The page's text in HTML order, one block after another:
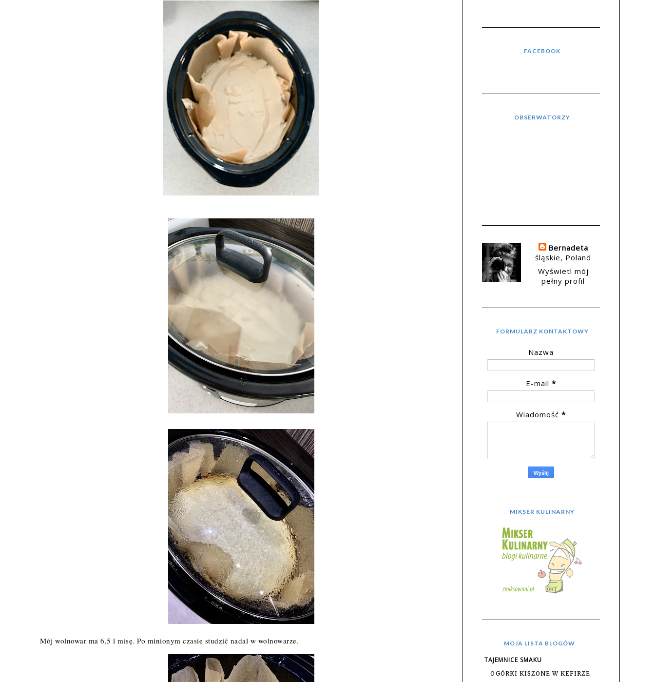
Mój wolnowar ma 6,5 l misę. Po minionym czasie studzić nadal w wolnowarze.
FACEBOOK
OBSERWATORZY
Bernadeta
śląskie, Poland
Wyświetl mój
pełny profil
FORMULARZ KONTAKTOWY
Nazwa
E-mail *
Wiadomość *
MIKSER KULINARNY
MOJA LISTA BLOGÓW
TAJEMNICE SMAKU
OGÓRKI KISZONE W KEFIRZE